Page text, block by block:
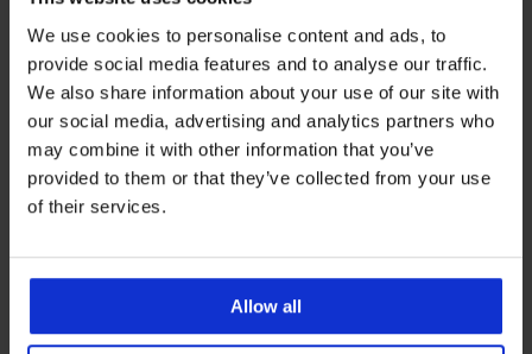
We use cookies to personalise content and ads, to
provide social media features and to analyse our traffic.
We also share information about your use of our site with
our social media, advertising and analytics partners who
may combine it with other information that you’ve
provided to them or that they’ve collected from your use
of their services.
Allow all
3PACK Σλιπ από μπαμπού
MEN-A V
Έκπτωση
8,10 € Αρχική τιμή
26,99 €
PREMIUM
3PACK Σλιπ Calvin Klein
Cotton Stretch I
48,99 €
ΠΕΡΙΟΡΙΣΜΕΝΑ